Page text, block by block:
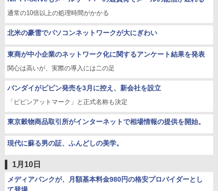
通常の10倍以上の処理時間がかかる
北米の豪雪でパソコンネットワークが大にぎわい
東商が中小企業のネットワーク化に関するアンケート結果を発表
関心は高いが、実際の導入には二の足
バンダイがピピン発売を3月に控え、新会社を設立
「ピピンアットマーク」と正式名称も決定
東京穀物商品取引所がインターネットで相場情報の提供を開始。
現代に蘇る男の証、ふんどしの美学。
1月10日
メディアバンクが、月額基本料金980円の格安プロバイダーとし